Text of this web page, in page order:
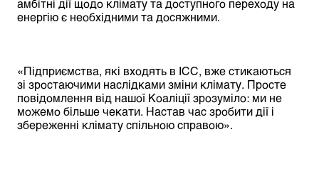
амбітні дії щодо клімату та доступного переходу на
енергію є необхідними та досяжними.
«Підприємства, які входять в ІСС, вже стикаються
зі зростаючими наслідками зміни клімату. Просте
повідомлення від нашої Коаліції зрозуміло: ми не
можемо більше чекати. Настав час зробити дії і
збереженні клімату спільною справою».